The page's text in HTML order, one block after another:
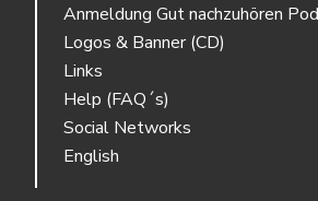
Anmeldung Gut nachzuhören
Logos & Banner (CD)
Links
Help (FAQ´s)
Social Networks
English